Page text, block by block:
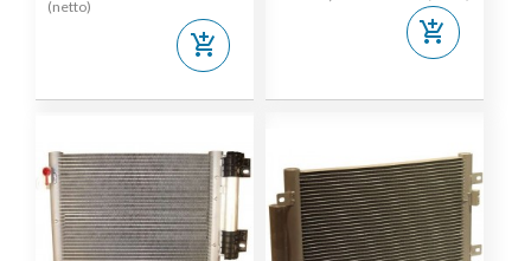
(netto)
add_shopping_cart add_shopping_cart